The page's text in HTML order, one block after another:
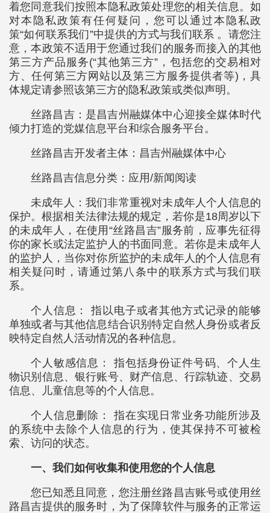
着您同意我们按照本隐私政策处理您的相关信息。如
对本隐私政策有任何疑问，您可以通过本隐私政
策“如何联系我们”中提供的方式与我们联系 。请您注
意，本政策不适用于您通过我们的服务而接入的其他
第三方产品服务(“其他第三方”，包括您的交易相对
方、任何第三方网站以及第三方服务提供者等)，具
体规定请参照该第三方的隐私政策或类似声明。
丝路昌吉：是昌吉州融媒体中心迎接全媒体时代
倾力打造的党媒信息平台和综合服务平台。
丝路昌吉开发者主体：昌吉州融媒体中心
丝路昌吉信息分类：应用/新闻阅读
未成年人：我们非常重视对未成年人个人信息的
保护。根据相关法律法规的规定，若你是18周岁以下
的未成年人，在使用“丝路昌吉”服务前，应事先征得
你的家长或法定监护人的书面同意。若你是未成年人
的监护人，当你对你所监护的未成年人的个人信息有
相关疑问时，请通过第八条中的联系方式与我们联
系。
个人信息： 指以电子或者其他方式记录的能够
单独或者与其他信息结合识别特定自然人身份或者反
映特定自然人活动情况的各种信息。
个人敏感信息： 指包括身份证件号码、个人生
物识别信息、银行账号、财产信息、行踪轨迹、交易
信息、儿童信息等的个人信息。
个人信息删除： 指在实现日常业务功能所涉及
的系统中去除个人信息的行为，使其保持不可被检
索、访问的状态。
一、我们如何收集和使用您的个人信息
您已知悉且同意，您注册丝路昌吉账号或使用丝
路昌吉提供的服务时，为了保障软件与服务的正常运